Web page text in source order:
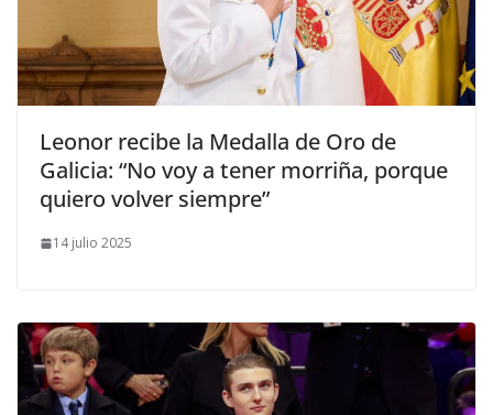
​Leonor recibe la Medalla de Oro de
Galicia: “No voy a tener morriña, porque
quiero volver siempre”
14 julio 2025